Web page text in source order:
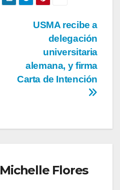
USMA recibe a
delegación
universitaria
alemana, y firma
Carta de Intención
Michelle Flores